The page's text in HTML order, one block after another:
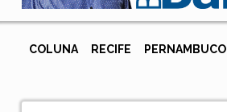
COLUNA RECIFE PERNAMBUCO